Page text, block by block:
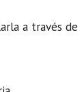
a través de